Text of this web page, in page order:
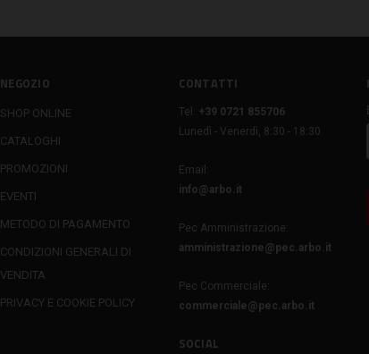
NEGOZIO
SHOP ONLINE
CATALOGHI
PROMOZIONI
EVENTI
METODO DI PAGAMENTO
CONDIZIONI GENERALI DI
VENDITA
PRIVACY E COOKIE POLICY
CONTATTI
Tel:
+39 0721 855706
Lunedì - Venerdì, 8:30 - 18:30
Email:
info@arbo.it
Pec Amministrazione:
amministrazione@pec.arbo.it
Pec Commerciale:
commerciale@pec.arbo.it
SOCIAL